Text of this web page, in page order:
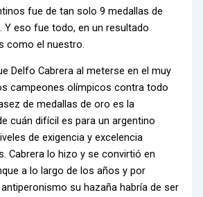
fue de tan solo 9 medallas de
Y eso fue todo, en un resultado
como el nuestro.
Delfo Cabrera al meterse en el muy
campeones olímpicos contra todo
de medallas de oro es la
cuán difícil es para un argentino
de exigencia y excelencia
Cabrera lo hizo y se convirtió en
a lo largo de los años y por
su hazaña habría de ser